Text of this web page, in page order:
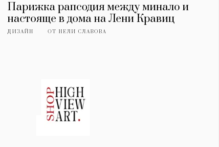
Парижка рапсодия между минало и
настояще в дома на Лени Кравиц
ДИЗАЙН ОТ НЕЛИ СЛАВОВА